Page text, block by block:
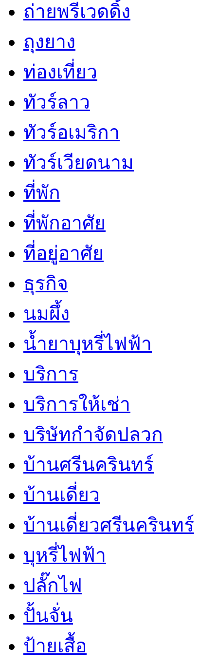
ถ่ายพรีเวดดิ้ง
ถุงยาง
ท่องเที่ยว
ทัวร์ลาว
ทัวร์อเมริกา
ทัวร์เวียดนาม
ที่พัก
ที่พักอาศัย
ที่อยู่อาศัย
ธุรกิจ
นมผึ้ง
น้ำยาบุหรี่ไฟฟ้า
บริการ
บริการให้เช่า
บริษัทกำจัดปลวก
บ้านศรีนครินทร์
บ้านเดี่ยว
บ้านเดี่ยวศรีนครินทร์
บุหรี่ไฟฟ้า
ปลั๊กไฟ
ปั้นจั่น
ป้ายเสื้อ